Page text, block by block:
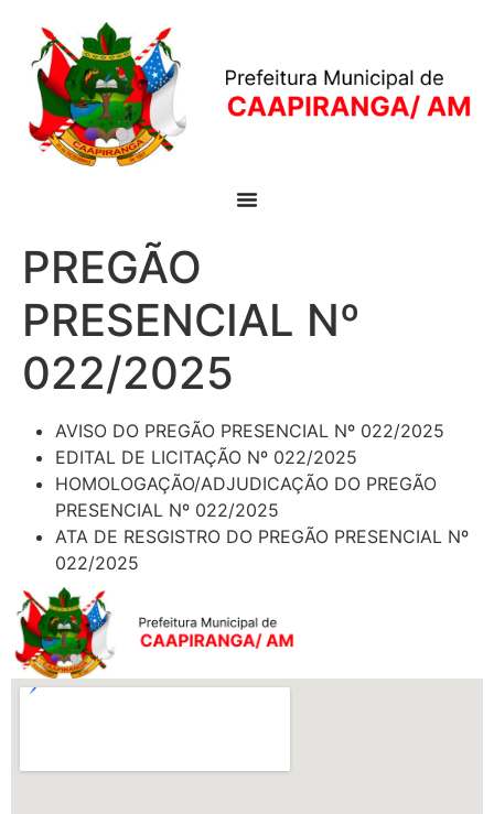
PREGÃO
PRESENCIAL Nº
022/2025
AVISO DO PREGÃO PRESENCIAL Nº 022/2025
EDITAL DE LICITAÇÃO Nº 022/2025
HOMOLOGAÇÃO/ADJUDICAÇÃO DO PREGÃO
PRESENCIAL Nº 022/2025
ATA DE RESGISTRO DO PREGÃO PRESENCIAL Nº
022/2025